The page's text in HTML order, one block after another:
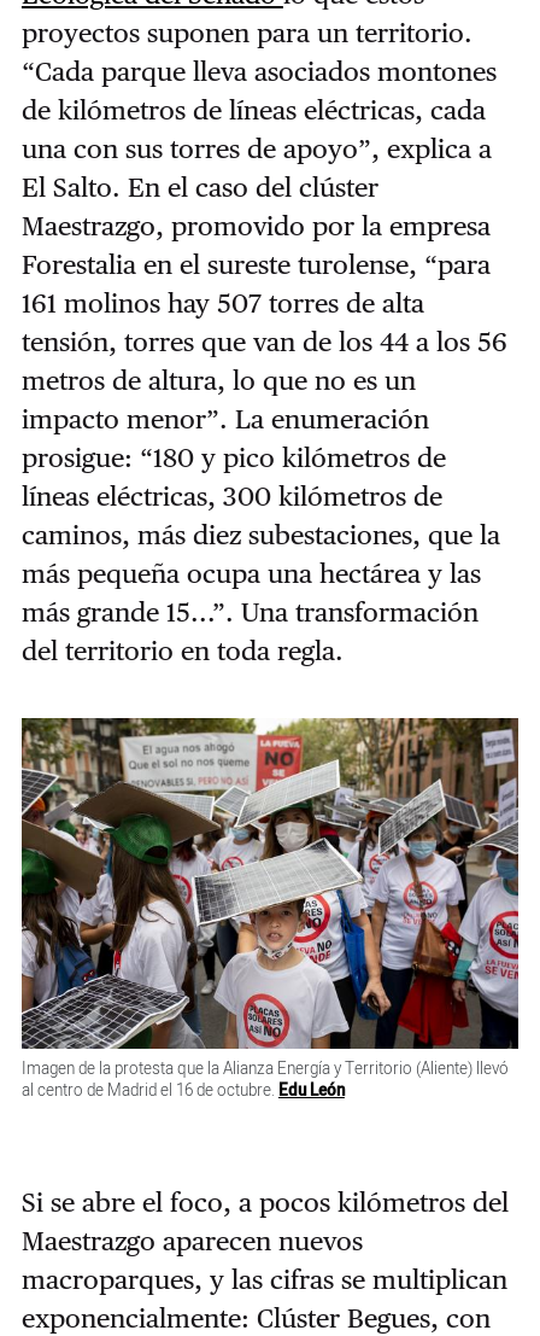
proyectos suponen para un territorio.
“Cada parque lleva asociados montones
de kilómetros de líneas eléctricas, cada
una con sus torres de apoyo”, explica a
El Salto. En el caso del clúster
Maestrazgo, promovido por la empresa
Forestalia en el sureste turolense, “para
161 molinos hay 507 torres de alta
tensión, torres que van de los 44 a los 56
metros de altura, lo que no es un
impacto menor”. La enumeración
prosigue: “180 y pico kilómetros de
líneas eléctricas, 300 kilómetros de
caminos, más diez subestaciones, que la
más pequeña ocupa una hectárea y las
más grande 15...”. Una transformación
del territorio en toda regla.
Imagen de la protesta que la Alianza Energía y Territorio (Aliente) llevó
al centro de Madrid el 16 de octubre. Edu León
Si se abre el foco, a pocos kilómetros del
Maestrazgo aparecen nuevos
macroparques, y las cifras se multiplican
exponencialmente: Clúster Begues, con